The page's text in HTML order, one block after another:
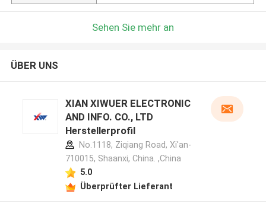
Sehen Sie mehr an
ÜBER UNS
XIAN XIWUER ELECTRONIC
AND INFO. CO., LTD
Herstellerprofil
No.1118, Ziqiang Road, Xi'an-
710015, Shaanxi, China. ,China
5.0
Überprüfter Lieferant